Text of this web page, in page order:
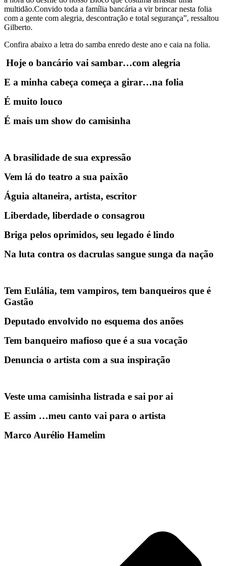
multidão.Convido toda a família bancária a vir brincar nesta folia
com a gente com alegria, descontração e total segurança”, ressaltou
Gilberto.
Confira abaixo a letra do samba enredo deste ano e caia na folia.
Hoje o bancário vai sambar…com alegria
E a minha cabeça começa a girar…na folia
É muito louco
É mais um show do camisinha
A brasilidade de sua expressão
Vem lá do teatro a sua paixão
Águia altaneira, artista, escritor
Liberdade, liberdade o consagrou
Briga pelos oprimidos, seu legado é lindo
Na luta contra os dacrulas sangue sunga da nação
Tem Eulália, tem vampiros, tem banqueiros que é
Gastão
Deputado envolvido no esquema dos anões
Tem banqueiro mafioso que é a sua vocação
Denuncia o artista com a sua inspiração
Veste uma camisinha listrada e sai por ai
E assim …meu canto vai para o artista
Marco Aurélio Hamelim